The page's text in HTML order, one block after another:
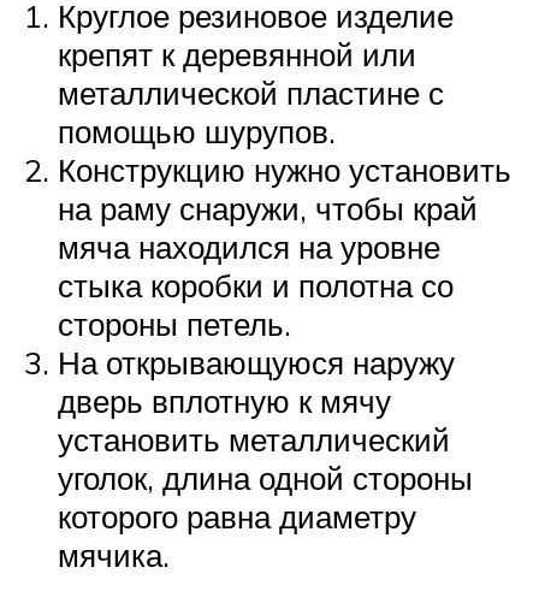
Круглое резиновое изделие
крепят к деревянной или
металлической пластине с
помощью шурупов.
Конструкцию нужно установить
на раму снаружи, чтобы край
мяча находился на уровне
стыка коробки и полотна со
стороны петель.
На открывающуюся наружу
дверь вплотную к мячу
установить металлический
уголок, длина одной стороны
которого равна диаметру
мячика.